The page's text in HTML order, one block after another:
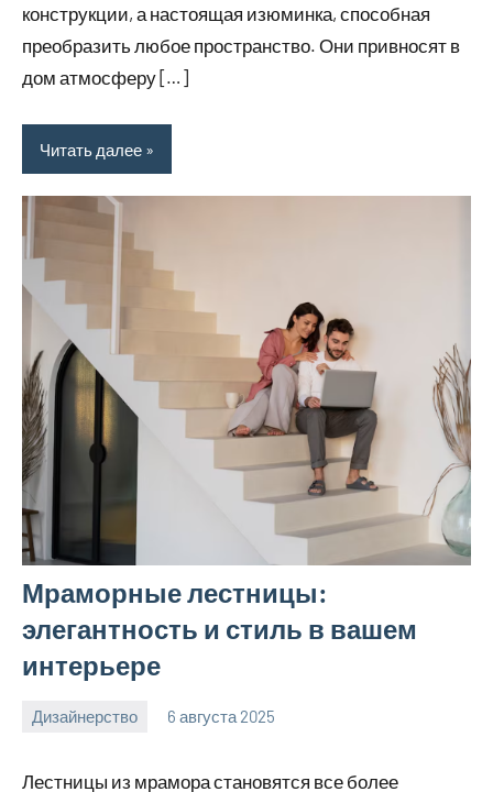
конструкции, а настоящая изюминка, способная
преобразить любое пространство. Они привносят в
дом атмосферу […]
Читать далее
Мраморные лестницы:
элегантность и стиль в вашем
интерьере
Дизайнерство 6 августа 2025
Avtor
Нет
Лестницы из мрамора становятся все более